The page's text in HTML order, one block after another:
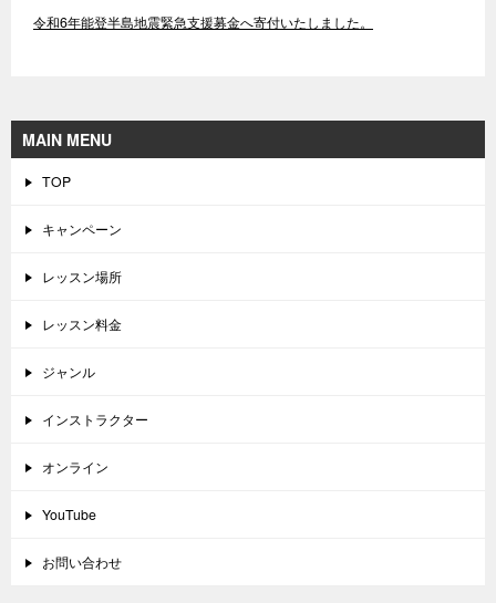
令和6年能登半島地震緊急支援募金へ寄付いたしました。
MAIN MENU
TOP
キャンペーン
レッスン場所
レッスン料金
ジャンル
インストラクター
オンライン
YouTube
お問い合わせ